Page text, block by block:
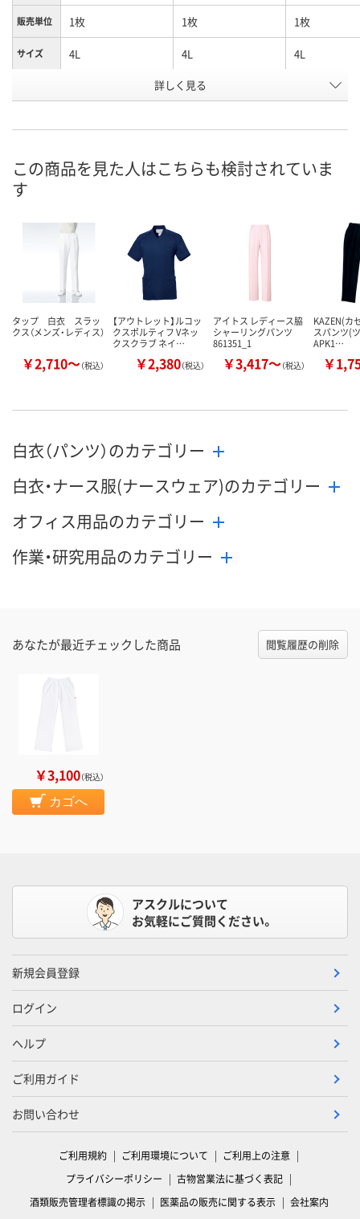
販売単位 1枚 1枚 1枚
サイズ 4L 4L 4L
グリーン
号
お届け日
メーカー都合により
販売停止中です
カ
詳しく見る
この商品を見た人はこちらも検討されていま
す
タップ 白衣 スラッ
クス（メンズ・レディス）
￥2,710～（税込）
【アウトレット】ルコッ
クスポルティフ Vネッ
クスクラブ ネイ…
￥2,380（税込）
アイトス レディース脇
シャーリングパンツ
861351_1
￥3,417～（税込）
KAZEN(カ
スパンツ(
APK1…
￥
白衣（パンツ）のカテゴリー
白衣・ナース服(ナースウェア)のカテゴリー
オフィス用品のカテゴリー
作業・研究用品のカテゴリー
あなたが最近チェックした商品 閲覧履歴の削除
￥3,100（税込）
カゴへ
アスクルについて
お気軽にご質問ください。
新規会員登録
ログイン
ヘルプ
ご利用ガイド
お問い合わせ
ご利用規約 ご利用環境について
ご利用上の注意
プライバシーポリシー
古物営業法に基づく表記
酒類販売管理者標識の掲示
医薬品の販売に関する表示 会社案内